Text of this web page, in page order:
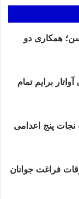
همکاری دو
برایم تمام
پنج اعدامی
فراغت جوانان